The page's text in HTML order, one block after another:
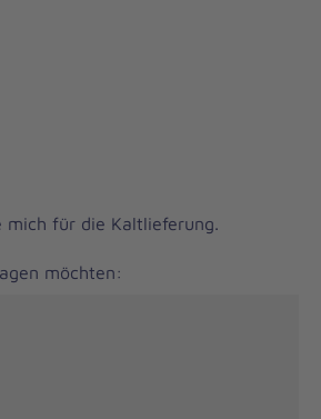
mich für die Kaltlieferung.
möchten: